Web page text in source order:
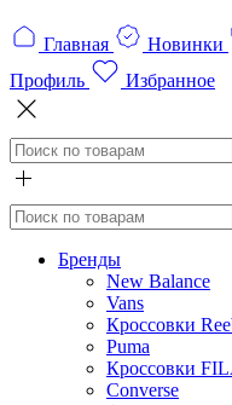
Главная Новинки
Профиль
Избранное
Бренды
New Balance
Vans
Кроссовки
Puma
Кроссовки
Converse